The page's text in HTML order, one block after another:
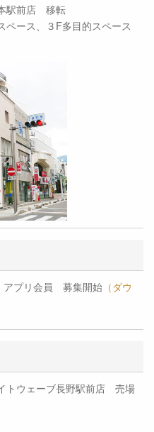
駅前店 移転
ペース、３F多目的スペース
アプリ会員 募集開始 （ダウ
トウェーブ長野駅前店 売場